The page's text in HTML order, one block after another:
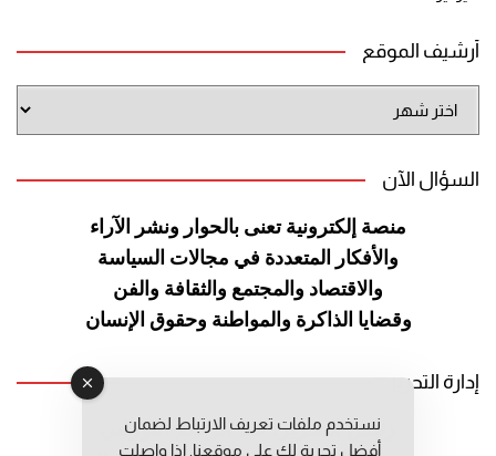
أرشيف الموقع
الموقع
السؤال الآن
منصة إلكترونية تعنى بالحوار ونشر الآراء
والأفكار المتعددة في مجالات السياسة
والاقتصاد والمجتمع والثقافة والفن
وقضايا الذاكرة والمواطنة وحقوق الإنسان
إدارة التحرير
رئيس التحرير: عبد الرحيم التوراني
نستخدم ملفات تعريف الارتباط لضمان
أفضل تجربة لك على موقعنا. إذا واصلت